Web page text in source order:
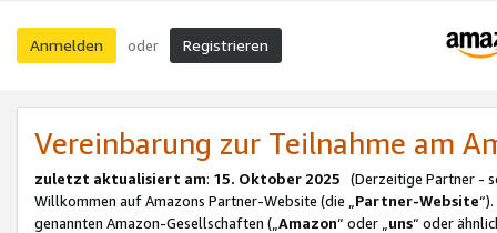
Anmelden oder Registrieren
Vereinbarung zur Teilnahme am
zuletzt aktualisiert am: 15. Oktober 2025 (Derzeitige Partner -
Willkommen auf Amazons Partner-Website (die „Partner-Website
genannten Amazon-Gesellschaften („Amazon“ oder „uns“ oder